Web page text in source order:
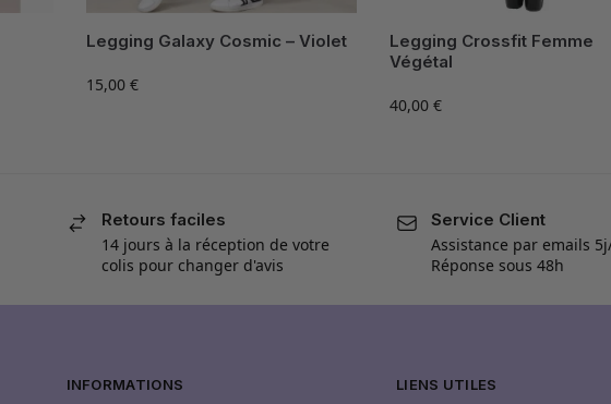
Legging Galaxy Cosmic – Violet
15,00 €
Legging Crossfit Femme
Végétal
40,00€
Retours faciles
14 jours à la réception de votre
colis pour changer d'avis
Service Client
Assistance par emails
Réponse sous 48h
INFORMATIONS LIENS UTILES